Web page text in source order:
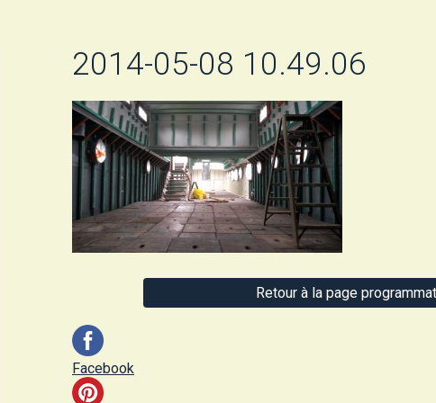
2014-05-08 10.49.06
Retour à la page
Facebook